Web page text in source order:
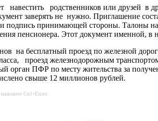
навестить родственников или друзей в
заверять не нужно. Приглашение
подпись принимающей стороны. Талоны
пенсионера. Этот документ именной, в
на бесплатный проезд по железной
проезд железнодорожным
орган ПФР по месту жительства за
свыше 12 миллионов рублей.
Ctrl+Enter.